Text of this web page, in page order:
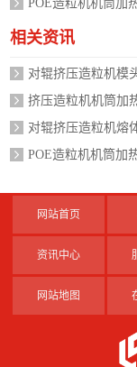
POE造粒机机筒加
相关资讯
对辊挤压造粒机模
挤压造粒机机筒加
对辊挤压造粒机熔
POE造粒机机筒加
网站首页
资讯中心
网站地图